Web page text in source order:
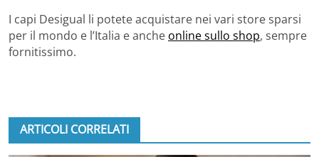
I capi Desigual li potete acquistare nei vari store sparsi
per il mondo e l’Italia e anche online sullo shop, sempre
fornitissimo.
ARTICOLI CORRELATI